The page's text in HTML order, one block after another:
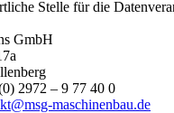
Stelle für die
GmbH
2972 – 9 77 40 0
maschinenbau.de